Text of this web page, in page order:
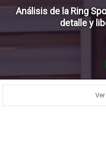
Análisis de la Ring
detalle y